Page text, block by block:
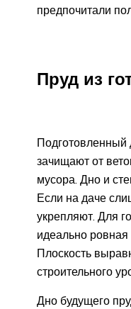
предпочитали
Пруд из
Подготовленный
зачищают от
мусора. Дно и
Если на даче
укрепляют. Для
идеально
Плоскость
строительного
Дно будущего